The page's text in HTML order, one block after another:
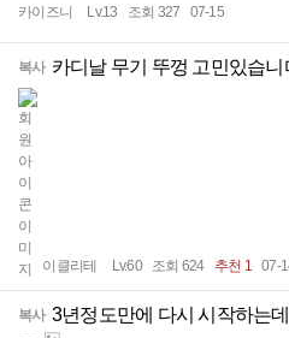
카이즈니 Lv.13 조회 327 07-15
복사 카디날 무기 뚜껑 고민있습니
이클리테 Lv.60 조회 624 추천 1 07-
복사 3년정도만에 다시 시작하는